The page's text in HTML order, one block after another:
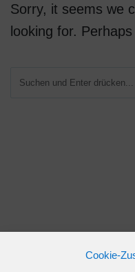
Cookie-
Sorry, it seems we
looking for.